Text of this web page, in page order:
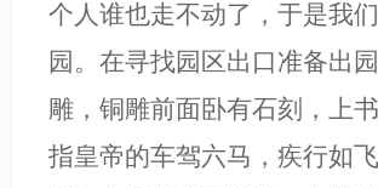
个人谁也走不动了，于是我
园。在寻找园区出口准备出
雕，铜雕前面卧有石刻，上
指皇帝的车驾六马，疾行如